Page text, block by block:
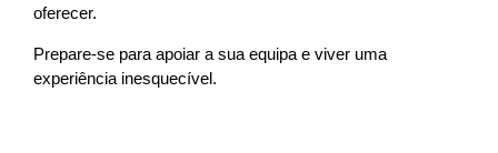
oferecer.
Prepare-se para apoiar a sua equipa e viver uma
experiência inesquecível.